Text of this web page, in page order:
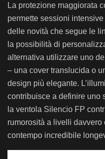
La protezione maggiorata
permette sessioni
delle novità che segue le
la possibilità di
alternativa utilizzare uno
– una cover translucida o
design più elegante.
contribuisce a definire uno
la ventola Silencio FP
rumorosità a livelli davvero
contempo incredibile